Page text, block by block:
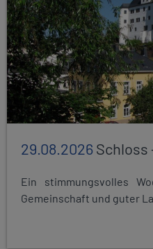
29.08.2026Schloss
Ein stimmungsvolles
Gemeinschaft und guter